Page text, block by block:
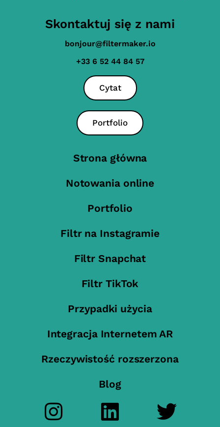
Skontaktuj się z nami
bonjour@filtermaker.io
+33 6 52 44 84 57
Cytat
Portfolio
Strona główna
Notowania online
Portfolio
Filtr na Instagramie
Filtr Snapchat
Filtr TikTok
Przypadki użycia
Integracja Internetem AR
Rzeczywistość rozszerzona
Blog